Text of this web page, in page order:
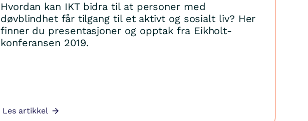
Hvordan kan IKT bidra til at personer med
døvblindhet får tilgang til et aktivt og sosialt liv? Her
finner du presentasjoner og opptak fra Eikholt-
konferansen 2019.
Les artikkel